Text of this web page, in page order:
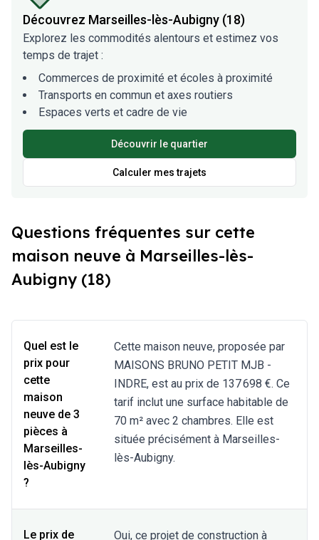
Découvrez Marseilles-lès-Aubigny (18)
Explorez les commodités alentours et estimez vos
temps de trajet :
Commerces de proximité et écoles à proximité
Transports en commun et axes routiers
Espaces verts et cadre de vie
Découvrir le quartier
Calculer mes trajets
Questions fréquentes sur cette
maison neuve à Marseilles-lès-
Aubigny (18)
Quel est le
prix pour
cette
maison
neuve de 3
pièces à
Marseilles-
lès-Aubigny
?
Cette maison neuve, proposée par
MAISONS BRUNO PETIT MJB -
INDRE, est au prix de 137 698 €. Ce
tarif inclut une surface habitable de
70 m² avec 2 chambres. Elle est
située précisément à Marseilles-
lès-Aubigny.
Le prix de Oui, ce projet de construction à